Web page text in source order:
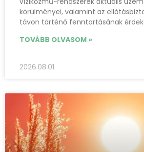
körülményei, valamint az
távon történő fenntartásának
TOVÁBB OLVASOM »
2026.08.01.